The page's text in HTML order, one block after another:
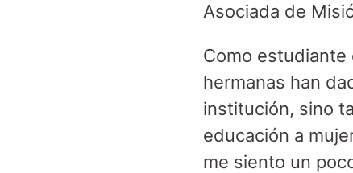
Asociada de
Como estudiante
hermanas han
institución, sino
educación a
me siento un